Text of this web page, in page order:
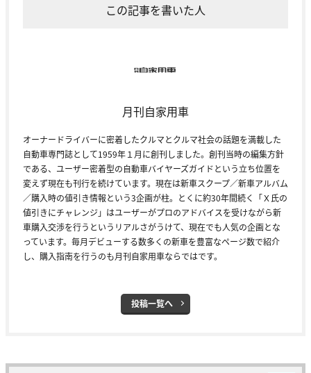
この記事を書いた人
月刊自家用車
オーナードライバーに密着したクルマとクルマ社会の話題を満載した
自動車専門誌として1959年１月に創刊しました。創刊当時の編集方針
である、ユーザー密着型の自動車バイヤーズガイドという立ち位置を
変えず現在も刊行を続けています。現在は新車スクープ／新車アルバム
／購入時の値引き情報という3企画が柱。とくに約30年間続く「Ｘ氏の
値引きにチャレンジ」はユーザーがプロのアドバイスを受けながら新
車購入交渉を行うというリアルさがうけて、現在でも人気の企画とな
っています。毎月デビューする数多くの新車を豊富なページ数で紹介
し、購入指南を行うのも月刊自家用車ならではです。
投稿一覧へ